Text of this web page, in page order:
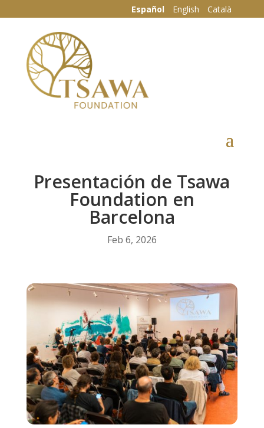
Español English Català
Presentación de Tsawa
Foundation en
Barcelona
Feb 6, 2026